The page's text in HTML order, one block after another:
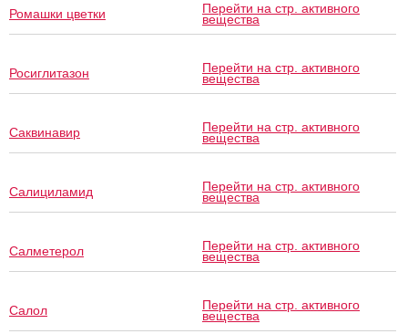
Ромашки цветки Перейти на стр. активного
вещества
Росиглитазон Перейти на стр. активного
вещества
Саквинавир Перейти на стр. активного
вещества
Салициламид Перейти на стр. активного
вещества
Салметерол Перейти на стр. активного
вещества
Салол Перейти на стр. активного
вещества